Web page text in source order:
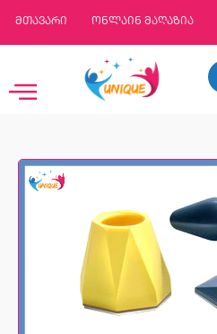
მთავარი ონლაინ მაღაზია